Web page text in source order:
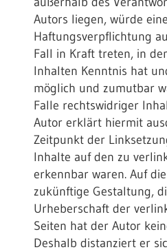
Autors liegen, würde eine
Haftungsverpflichtung
Fall in Kraft treten, in
Inhalten Kenntnis hat
möglich und zumutbar
Falle rechtswidriger
Autor erklärt hiermit
Zeitpunkt der
Inhalte auf den zu
erkennbar waren. Auf
zukünftige Gestaltung,
Urheberschaft der
Seiten hat der Autor
Deshalb distanziert er